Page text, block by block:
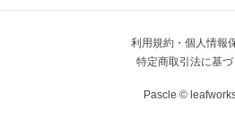
利用規約・個人情報
特定商取引法に基
Pascle ©